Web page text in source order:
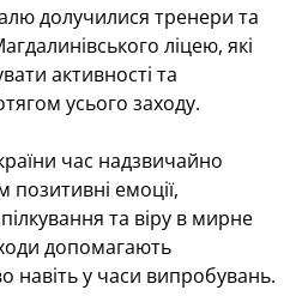
долучилися тренери та
ліцею, які
активності та
усього заходу.
час надзвичайно
позитивні емоції,
та віру в мирне
допомагають
навіть у часи випробувань.